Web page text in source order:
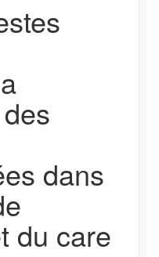
dans
du care